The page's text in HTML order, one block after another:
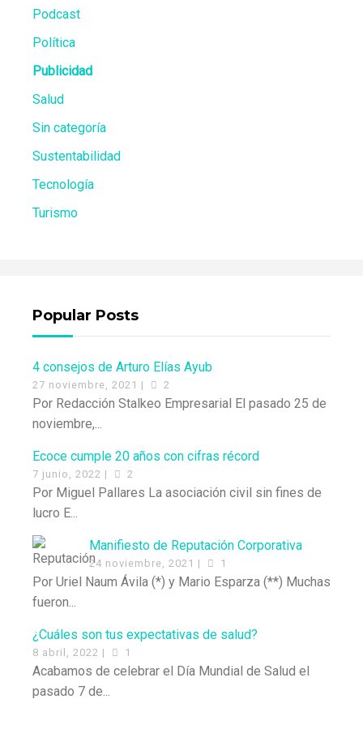
Podcast
Política
Publicidad
Salud
Sin categoría
Sustentabilidad
Tecnología
Turismo
Popular Posts
4 consejos de Arturo Elías Ayub
27 noviembre, 2021 | 2
Por Redacción Stalkeo Empresarial El pasado 25 de
noviembre,...
Ecoce cumple 20 años con cifras récord
7 junio, 2022 | 2
Por Miguel Pallares La asociación civil sin fines de
lucro E...
Manifiesto de Reputación Corporativa
24 noviembre, 2021 | 1
Por Uriel Naum Ávila (*) y Mario Esparza (**) Muchas
fueron...
¿Cuáles son tus expectativas de salud?
8 abril, 2022 | 1
Acabamos de celebrar el Día Mundial de Salud el
pasado 7 de...